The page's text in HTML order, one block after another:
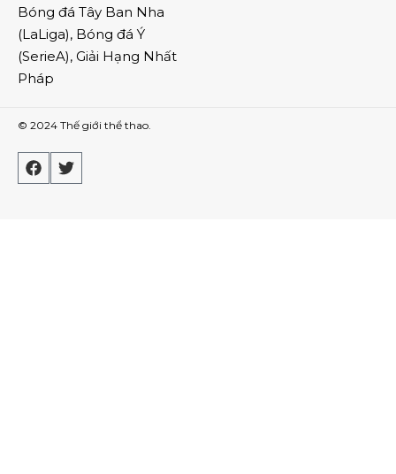
Bóng đá Tây Ban Nha
(LaLiga), Bóng đá Ý
(SerieA), Giải Hạng Nhất
Pháp
© 2024 Thế giới thể thao.